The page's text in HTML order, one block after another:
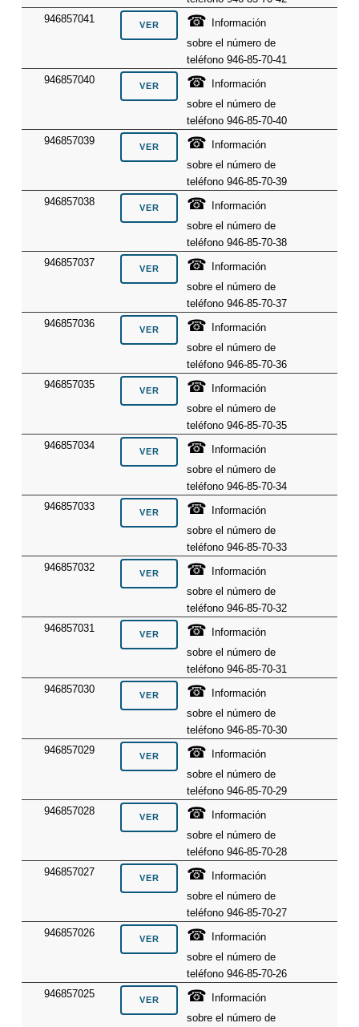
946857041
☎ Información
sobre el número de
teléfono 946-85-70-41
946857040
☎ Información
sobre el número de
teléfono 946-85-70-40
946857039
☎ Información
sobre el número de
teléfono 946-85-70-39
946857038
☎ Información
sobre el número de
teléfono 946-85-70-38
946857037
☎ Información
sobre el número de
teléfono 946-85-70-37
946857036
☎ Información
sobre el número de
teléfono 946-85-70-36
946857035
☎ Información
sobre el número de
teléfono 946-85-70-35
946857034
☎ Información
sobre el número de
teléfono 946-85-70-34
946857033
☎ Información
sobre el número de
teléfono 946-85-70-33
946857032
☎ Información
sobre el número de
teléfono 946-85-70-32
946857031
☎ Información
sobre el número de
teléfono 946-85-70-31
946857030
☎ Información
sobre el número de
teléfono 946-85-70-30
946857029
☎ Información
sobre el número de
teléfono 946-85-70-29
946857028
☎ Información
sobre el número de
teléfono 946-85-70-28
946857027
☎ Información
sobre el número de
teléfono 946-85-70-27
946857026
☎ Información
sobre el número de
teléfono 946-85-70-26
946857025
☎ Información
sobre el número de